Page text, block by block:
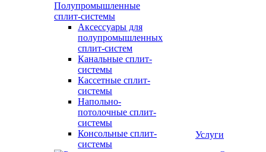
Полупромышленные
сплит-системы
Аксессуары для
полупромышленных
сплит-систем
Канальные сплит-
системы
Кассетные сплит-
системы
Напольно-
потолочные сплит-
системы
Консольные сплит-
системы
Услуги